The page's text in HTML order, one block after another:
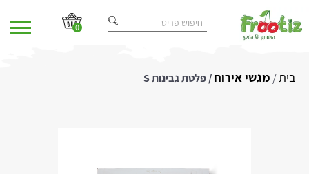
0
בית/ מגשי אירוח/ פלטת גבינות S